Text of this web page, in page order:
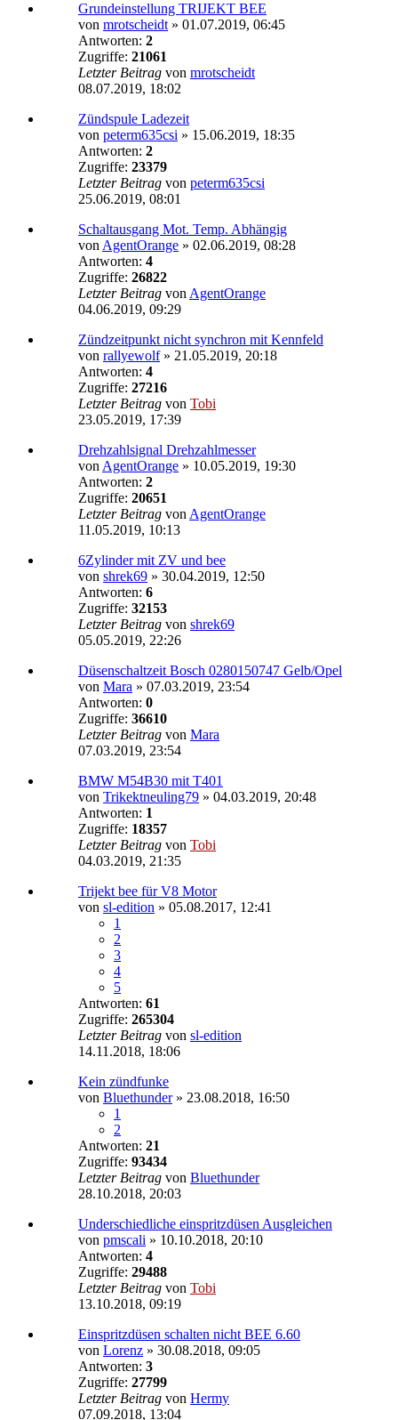
Grundeinstellung TRIJEKT BEE
von mrotscheidt » 01.07.2019, 06:45
Antworten: 2
Zugriffe: 21061
Letzter Beitrag von mrotscheidt
08.07.2019, 18:02
Zündspule Ladezeit
von peterm635csi » 15.06.2019, 18:35
Antworten: 2
Zugriffe: 23379
Letzter Beitrag von peterm635csi
25.06.2019, 08:01
Schaltausgang Mot. Temp. Abhängig
von AgentOrange » 02.06.2019, 08:28
Antworten: 4
Zugriffe: 26822
Letzter Beitrag von AgentOrange
04.06.2019, 09:29
Zündzeitpunkt nicht synchron mit Kennfeld
von rallyewolf» 21.05.2019, 20:18
Antworten: 4
Zugriffe: 27216
Letzter Beitrag von Tobi
23.05.2019, 17:39
Drehzahlsignal Drehzahlmesser
von AgentOrange » 10.05.2019, 19:30
Antworten: 2
Zugriffe: 20651
Letzter Beitrag von AgentOrange
11.05.2019, 10:13
6Zylinder mit ZV und bee
von shrek69 » 30.04.2019, 12:50
Antworten: 6
Zugriffe: 32153
Letzter Beitrag von shrek69
05.05.2019, 22:26
Düsenschaltzeit Bosch 0280150747 Gelb/Opel
von Mara » 07.03.2019, 23:54
Antworten: 0
Zugriffe: 36610
Letzter Beitrag von Mara
07.03.2019, 23:54
BMW M54B30 mit T401
von Trikektneuling79 » 04.03.2019, 20:48
Antworten: 1
Zugriffe: 18357
Letzter Beitrag von Tobi
04.03.2019, 21:35
Trijekt bee für V8 Motor
von sl-edition » 05.08.2017, 12:41
1
2
3
4
5
Antworten: 61
Zugriffe: 265304
Letzter Beitrag von sl-edition
14.11.2018, 18:06
Kein zündfunke
von Bluethunder» 23.08.2018, 16:50
1
2
Antworten: 21
Zugriffe: 93434
Letzter Beitrag von Bluethunder
28.10.2018, 20:03
Underschiedliche einspritzdüsen Ausgleichen
von pmscali » 10.10.2018, 20:10
Antworten: 4
Zugriffe: 29488
Letzter Beitrag von Tobi
13.10.2018, 09:19
Einspritzdüsen schalten nicht BEE 6.60
von Lorenz » 30.08.2018, 09:05
Antworten: 3
Zugriffe: 27799
Letzter Beitrag von Hermy
07.09.2018, 13:04